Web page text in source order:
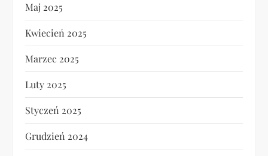
Maj 2025
Kwiecień 2025
Marzec 2025
Luty 2025
Styczeń 2025
Grudzień 2024